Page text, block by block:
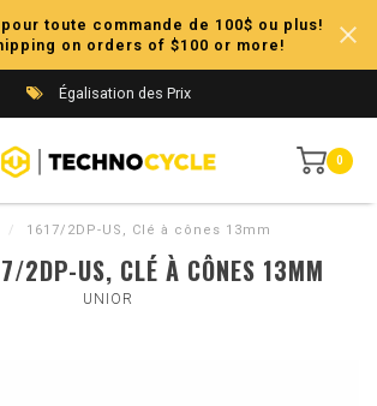
toute commande de 100$ ou plus!
on orders of $100 or more!
Égalisation des Prix
0
/ 1617/2DP-US, Clé à cônes 13mm
2DP-US, CLÉ À CÔNES 13MM
UNIOR